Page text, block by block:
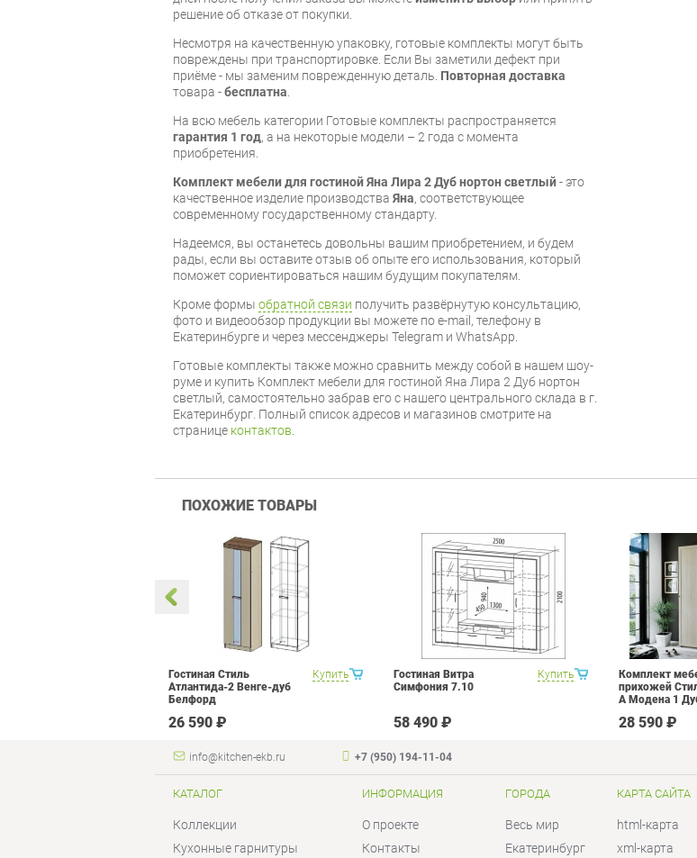
решение об отказе от покупки.
Несмотря на качественную упаковку, готовые комплекты могут быть
повреждены при транспортировке. Если Вы заметили дефект при
приёме - мы заменим поврежденную деталь. Повторная доставка
товара -бесплатна.
На всю мебель категории Готовые комплекты распространяется
гарантия 1 год, а на некоторые модели – 2 года с момента
приобретения.
Комплект мебели для гостиной Яна Лира 2 Дуб нортон светлый- это
качественное изделие производства Яна, соответствующее
современному государственному стандарту.
Надеемся, вы останетесь довольны вашим приобретением, и будем
рады, если вы оставите отзыв об опыте его использования, который
поможет сориентироваться нашим будущим покупателям.
Кроме формы обратной связи получить развёрнутую консультацию,
фото и видеообзор продукции вы можете по e-mail, телефону в
Екатеринбурге и через мессенджеры Telegram и WhatsApp.
Готовые комплекты также можно сравнить между собой в нашем шоу-
руме и купить Комплект мебели для гостиной Яна Лира 2 Дуб нортон
светлый, самостоятельно забрав его с нашего центрального склада в г.
Екатеринбург. Полный список адресов и магазинов смотрите на
странице контактов.
ПОХОЖИЕ ТОВАРЫ
Купить
Гостиная Стиль
Атлантида-2 Венге-дуб
Белфорд
26 590 ₽
Купить
Гостиная Витра
Симфония 7.10
58 490 ₽
Комплект
прихожей
А Модена 1
28 590 ₽
info@kitchen-ekb.ru +7 (950) 194-11-04
КАТАЛОГ
Коллекции
Кухонные гарнитуры
ИНФОРМАЦИЯ
О проекте
Контакты
ГОРОДА
Весь мир
Екатеринбург
КАРТА САЙТА
html-карта
xml-карта